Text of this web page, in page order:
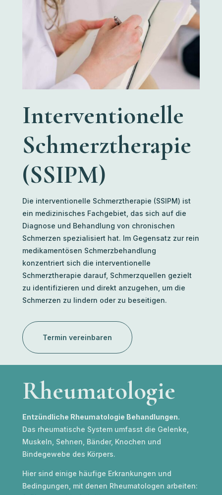
Interventionelle
Schmerztherapie
(SSIPM)
Die interventionelle Schmerztherapie (SSIPM) ist
ein medizinisches Fachgebiet, das sich auf die
Diagnose und Behandlung von chronischen
Schmerzen spezialisiert hat. Im Gegensatz zur rein
medikamentösen Schmerzbehandlung
konzentriert sich die interventionelle
Schmerztherapie darauf, Schmerzquellen gezielt
zu identifizieren und direkt anzugehen, um die
Schmerzen zu lindern oder zu beseitigen.
Termin vereinbaren
Rheumatologie
Entzündliche Rheumatologie Behandlungen.
Das rheumatische System umfasst die Gelenke,
Muskeln, Sehnen, Bänder, Knochen und
Bindegewebe des Körpers.
Hier sind einige häufige Erkrankungen und
Bedingungen, mit denen Rheumatologen arbeiten: